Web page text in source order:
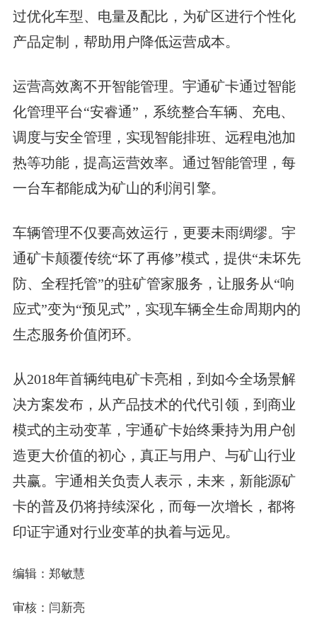
过优化车型、电量及配比，为矿区进行个性化
产品定制，帮助用户降低运营成本。
运营高效离不开智能管理。宇通矿卡通过智能
化管理平台“安睿通”，系统整合车辆、充电、
调度与安全管理，实现智能排班、远程电池加
热等功能，提高运营效率。通过智能管理，每
一台车都能成为矿山的利润引擎。
车辆管理不仅要高效运行，更要未雨绸缪。宇
通矿卡颠覆传统“坏了再修”模式，提供“未坏先
防、全程托管”的驻矿管家服务，让服务从“响
应式”变为“预见式”，实现车辆全生命周期内的
生态服务价值闭环。
从2018年首辆纯电矿卡亮相，到如今全场景解
决方案发布，从产品技术的代代引领，到商业
模式的主动变革，宇通矿卡始终秉持为用户创
造更大价值的初心，真正与用户、与矿山行业
共赢。宇通相关负责人表示，未来，新能源矿
卡的普及仍将持续深化，而每一次增长，都将
印证宇通对行业变革的执着与远见。
编辑：郑敏慧
审核：闫新亮